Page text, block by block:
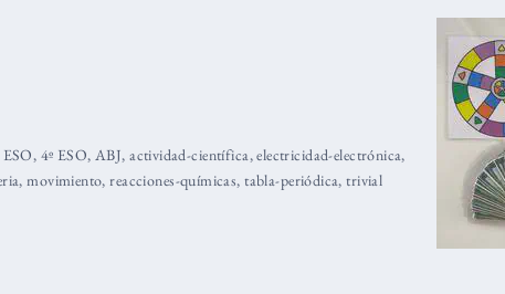
ESO, 4º ESO,ABJ,actividad-científica,electricidad-electrónica,
,movimiento,reacciones-químicas,tabla-periódica,trivial